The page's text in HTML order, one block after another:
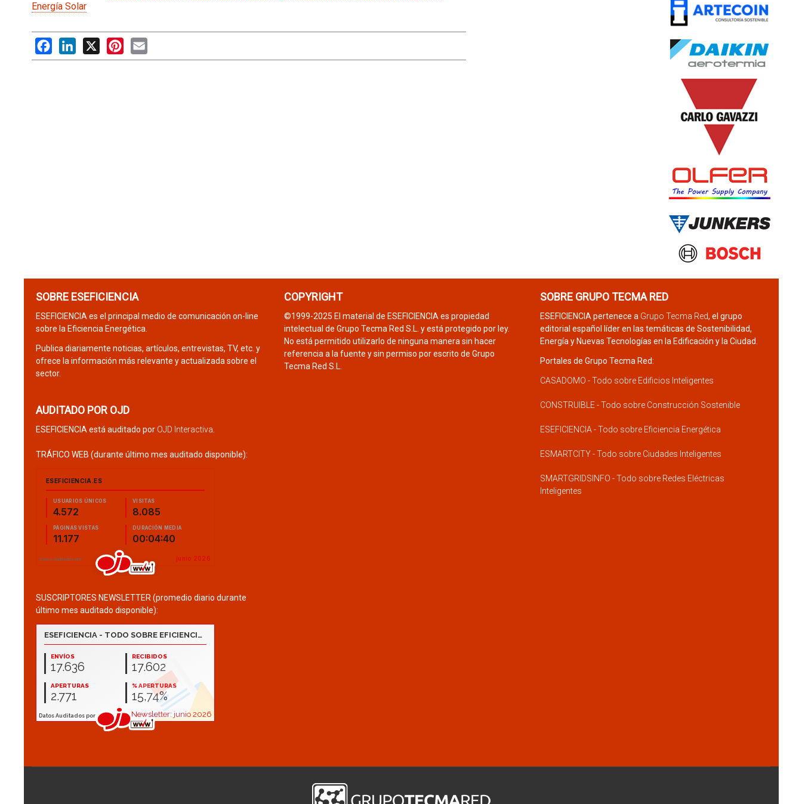
Energía Solar
FacebookLinkedIn
X PinterestEmail
SOBRE ESEFICIENCIA
ESEFICIENCIA es el principal medio de comunicación on-line
sobre la Eficiencia Energética.
Publica diariamente noticias, artículos, entrevistas, TV, etc. y
ofrece la información más relevante y actualizada sobre el
sector.
AUDITADO POR OJD
ESEFICIENCIA está auditado por OJD Interactiva
TRÁFICO WEB (durante último mes auditado disponible):
SUSCRIPTORES NEWSLETTER (promedio diario durante
último mes auditado disponible):
COPYRIGHT
©1999-2025 El material de ESEFICIENCIA es propiedad
intelectual de Grupo Tecma Red S.L. y está protegido por ley.
No está permitido utilizarlo de ninguna manera sin hacer
referencia a la fuente y sin permiso por escrito de Grupo
Tecma Red S.L.
SOBRE GRUPO TECMA RED
ESEFICIENCIA pertenece a Grupo Tecma Red, el grupo
editorial español líder en las temáticas de Sostenibilidad,
Energía y Nuevas Tecnologías en la Edificación y la Ciudad.
Portales de Grupo Tecma Red:
CASADOMO - Todo sobre Edificios Inteligentes
CONSTRUIBLE - Todo sobre Construcción Sostenible
ESEFICIENCIA - Todo sobre Eficiencia Energética
ESMARTCITY - Todo sobre Ciudades Inteligentes
SMARTGRIDSINFO - Todo sobre Redes Eléctricas
Inteligentes